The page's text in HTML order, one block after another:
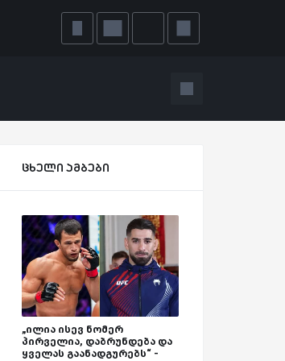
ცხელი ამბები
„ილია ისევ ნომერ
პირველია, დაბრუნდება და
ყველას გაანადგურებს“ -